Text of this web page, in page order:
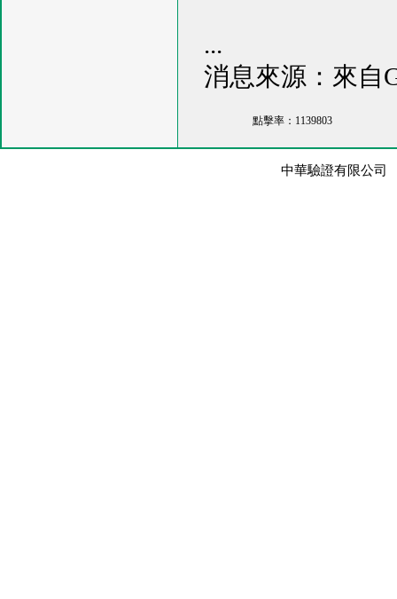
...
消息來源：來自
點擊率：1139803
中華驗證有限公司